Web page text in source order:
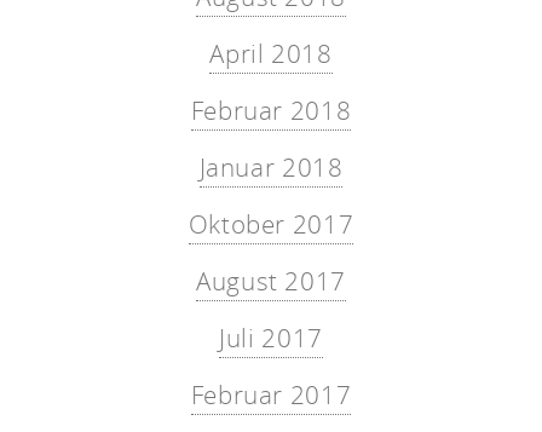
April 2018
Februar 2018
Januar 2018
Oktober 2017
August 2017
Juli 2017
Februar 2017